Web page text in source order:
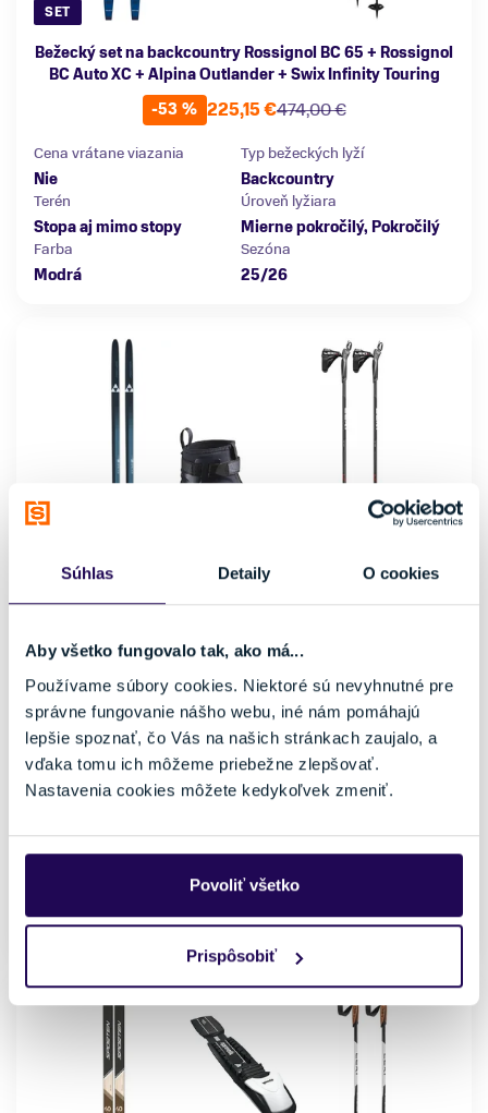
Súhlas Detaily O cookies
Aby všetko fungovalo tak, ako má...
Používame súbory cookies. Niektoré sú nevyhnutné pre
správne fungovanie nášho webu, iné nám pomáhajú
lepšie spoznať, čo Vás na našich stránkach zaujalo, a
vďaka tomu ich môžeme priebežne zlepšovať.
Nastavenia cookies môžete kedykoľvek zmeniť.
Povoliť všetko
Prispôsobiť
SET
Bežecký set na backcountry Rossignol BC 65 + Rossignol
BC Auto XC + Alpina Outlander + Swix Infinity Touring
-53 %
474,00 €
225,15 €
Cena vrátane viazania
Nie
Typ bežeckých lyží
Backcountry
Terén
Stopa aj mimo stopy
Úroveň lyžiara
Mierne pokročilý, Pokročilý
Farba
Modrá
Sezóna
25/26
Bežecký set na skate Fischer Aeroguide Skate 65 +
Salomon R/Prolink + Leki XTA Track
-41 %
250,00 €
147,25 €
Typ bežeckých lyží
Korčuľovanie
Stopa aj mimo stopy
Začiatočník, Mierne
pokročilý
Hladká (bez šupín)
Podložka
IFP